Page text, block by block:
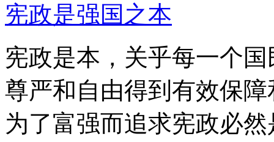
宪政是强国之本
宪政是本，关乎每一个
尊严和自由得到有效保
为了富强而追求宪政必